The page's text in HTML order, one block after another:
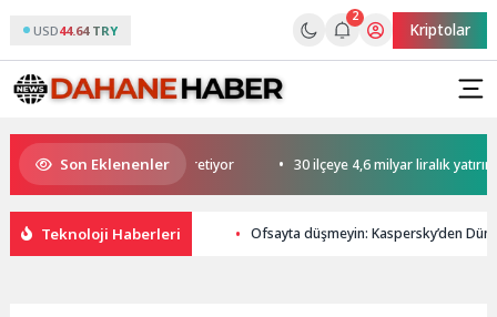
USD44.64 TRY
2
Kriptolar
Son Eklenenler
hem eğlendiriyor hem öğretiyor 30 ilçeye 4,6 milyar liralık yatırım
Teknoloji Haberleri Ofsayta düşmeyin: Kaspersky’den